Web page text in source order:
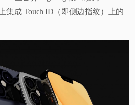
集成 Touch ID（即侧边指纹）上的